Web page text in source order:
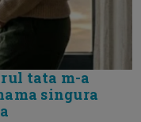
tata m-a
singura